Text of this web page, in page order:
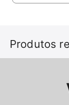
Junte-se à
com
segurança
atualização de
Produtos